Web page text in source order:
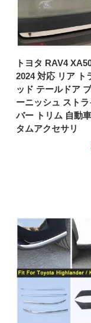
トヨタ RAV4
2024 対応 リア ト
ッド テールドア
ーニッシュ スト
バー トリム 自動
タムアクセサリ